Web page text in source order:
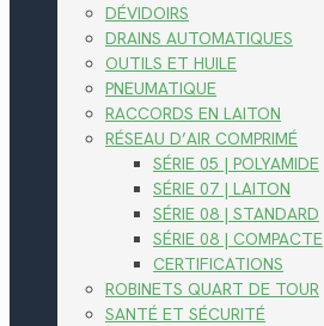
DÉVIDOIRS
DRAINS AUTOMATIQUES
OUTILS ET HUILE
PNEUMATIQUE
RACCORDS EN LAITON
RÉSEAU D’AIR COMPRIMÉ
SÉRIE 05 | POLYAMIDE
SÉRIE 07 | LAITON
SÉRIE 08 | STANDARD
SÉRIE 08 | COMPACTE
CERTIFICATIONS
ROBINETS QUART DE TOUR
SANTÉ ET SÉCURITÉ